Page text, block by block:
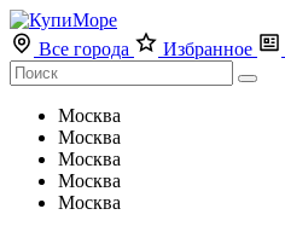
Все города Избранное
Москва
Москва
Москва
Москва
Москва